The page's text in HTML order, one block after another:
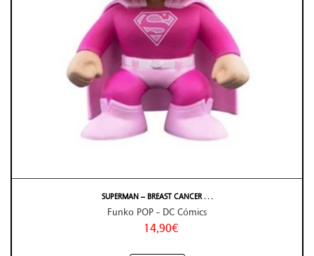
SUPERMAN – BREAST CANCER . . .
Funko POP - DC Cómics
14,90€